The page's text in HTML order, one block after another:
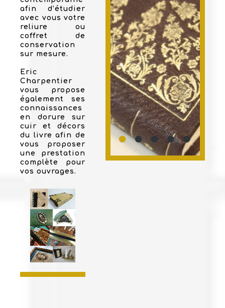
afin d’étudier
avec vous votre
reliure ou
coffret de
conservation
sur mesure.
Eric
Charpentier
vous propose
également ses
connaissances
en dorure sur
cuir et décors
du livre afin de
vous proposer
une prestation
complète pour
vos ouvrages.